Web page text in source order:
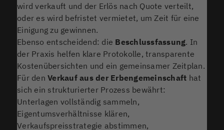
wird verkauft und der Erlös nach Quote verteilt,
oder es wird befristet vermietet, um Zeit für eine
Einigung zu gewinnen.
Ebenso entscheidend: die Beschlussfassung. In
der Praxis helfen klare Protokolle, transparente
Kostenübersichten und ein gemeinsamer Zeitplan.
Für denVerkauf aus der Erbengemeinschaft hat
sich ein strukturierter Prozess bewährt:
Unterlagen vollständig sammeln,
Eigentumsverhältnisse klären,
Verkaufspreisstrategie abstimmen,